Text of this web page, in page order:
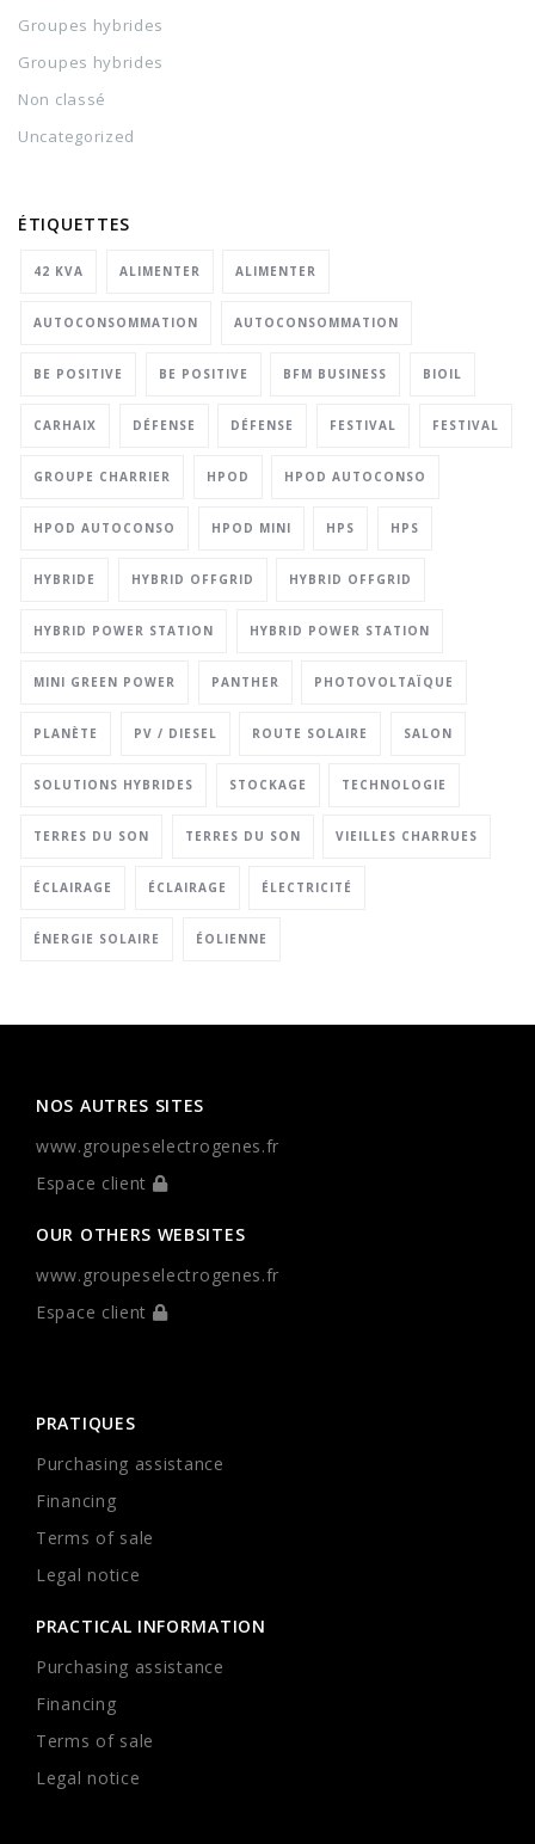
Groupes hybrides
Groupes hybrides
Non classé
Uncategorized
ÉTIQUETTES
42 KVA ALIMENTER ALIMENTER
AUTOCONSOMMATION AUTOCONSOMMATION
BE POSITIVE BE POSITIVE BFM BUSINESS BIOIL
CARHAIX DÉFENSE DÉFENSE FESTIVAL FESTIVAL
GROUPE CHARRIER HPOD HPOD AUTOCONSO
HPOD AUTOCONSO HPOD MINI HPS HPS
HYBRIDE HYBRID OFFGRID HYBRID OFFGRID
HYBRID POWER STATION HYBRID POWER STATION
MINI GREEN POWER PANTHER PHOTOVOLTAÏQUE
PLANÈTE PV / DIESEL ROUTE SOLAIRE SALON
SOLUTIONS HYBRIDES STOCKAGE TECHNOLOGIE
TERRES DU SON TERRES DU SON VIEILLES CHARRUES
ÉCLAIRAGE ÉCLAIRAGE ÉLECTRICITÉ
ÉNERGIE SOLAIRE ÉOLIENNE
NOS AUTRES SITES
www.groupeselectrogenes.fr
Espace client
OUR OTHERS WEBSITES
www.groupeselectrogenes.fr
Espace client
PRATIQUES
Purchasing assistance
Financing
Terms of sale
Legal notice
PRACTICAL INFORMATION
Purchasing assistance
Financing
Terms of sale
Legal notice